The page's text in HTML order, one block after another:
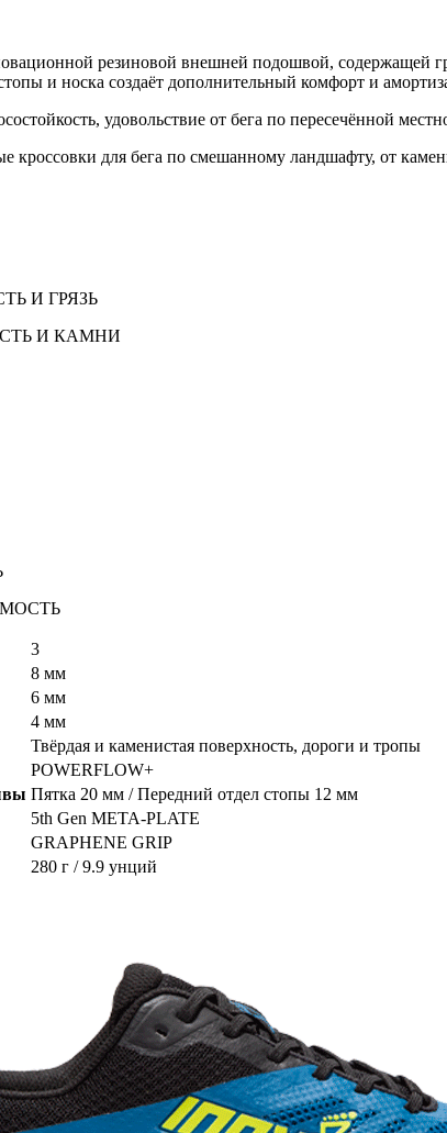
резиновой внешней подошвой, содержащей
и носка создаёт дополнительный комфорт и
удовольствие от бега по пересечённой
кроссовки для бега по смешанному ландшафту, от
И ГРЯЗЬ
И КАМНИ
3
8 мм
6 мм
4 мм
Твёрдая и каменистая поверхность, дороги и тропы
POWERFLOW+
Пятка 20 мм / Передний отдел стопы 12 мм
5th Gen META-PLATE
GRAPHENE GRIP
280 г / 9.9 унций